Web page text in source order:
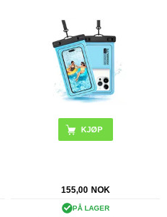
155,00 NOK
PÅ LAGER